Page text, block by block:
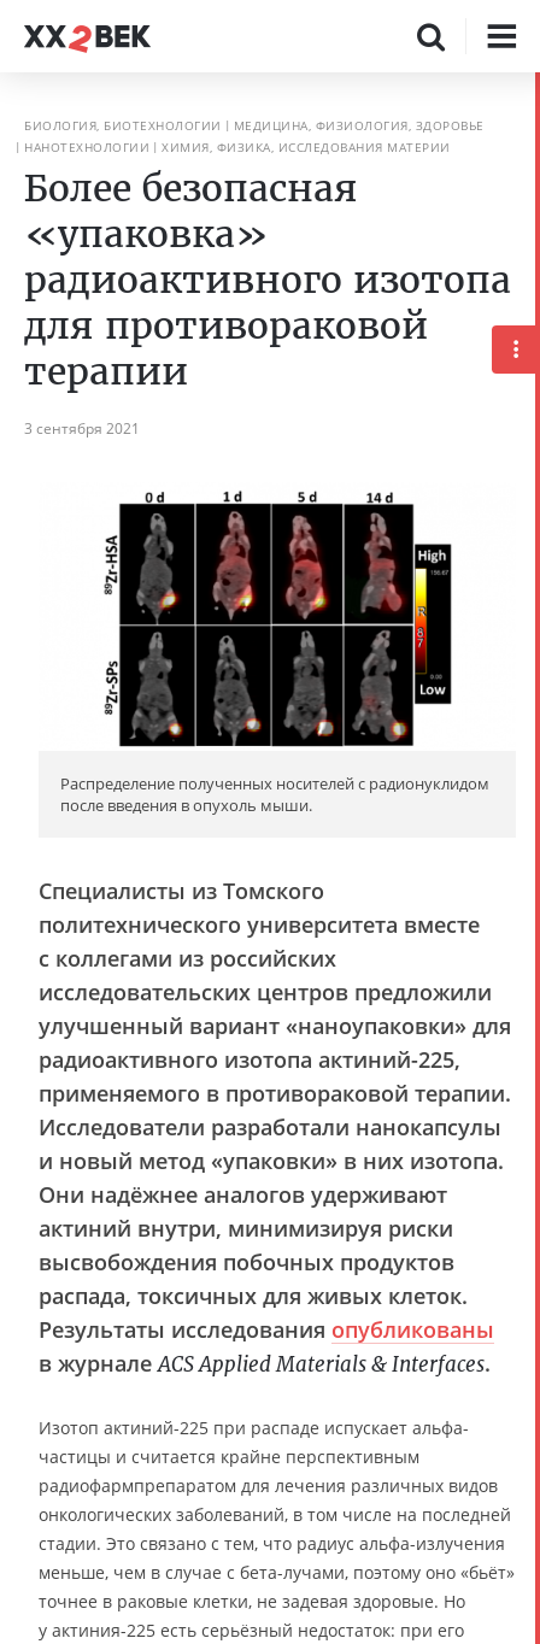
БИОЛОГИЯ, БИОТЕХНОЛОГИИ
МЕДИЦИНА, ФИЗИОЛОГИЯ, ЗДОРОВЬЕ
НАНОТЕХНОЛОГИИ
ХИМИЯ, ФИЗИКА, ИССЛЕДОВАНИЯ МАТЕРИИ
Более безопасная
«упаковка»
радиоактивного изотопа
для противораковой
терапии
3 сентября 2021
Распределение полученных носителей с радионуклидом
после введения в опухоль мыши.
Специалисты из Томского
политехнического университета вместе
с коллегами из российских
исследовательских центров предложили
улучшенный вариант «наноупаковки» для
радиоактивного изотопа актиний-225,
применяемого в противораковой терапии.
Исследователи разработали нанокапсулы
и новый метод «упаковки» в них изотопа.
Они надёжнее аналогов удерживают
актиний внутри, минимизируя риски
высвобождения побочных продуктов
распада, токсичных для живых клеток.
Результаты исследования опубликованы
в журналеACS Applied Materials & Interfaces.
Изотоп актиний-225 при распаде испускает альфа-
частицы и считается крайне перспективным
радиофармпрепаратом для лечения различных видов
онкологических заболеваний, в том числе на последней
стадии. Это связано с тем, что радиус альфа-излучения
меньше, чем в случае с бета-лучами, поэтому оно «бьёт»
точнее в раковые клетки, не задевая здоровые. Но
у актиния-225 есть серьёзный недостаток: при его